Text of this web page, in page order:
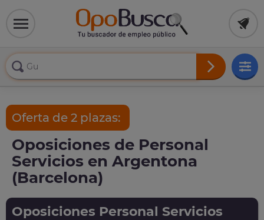
Oferta de 2 plazas:
Oposiciones de Personal
Servicios en Argentona
(Barcelona)
Oposiciones Personal Servicios